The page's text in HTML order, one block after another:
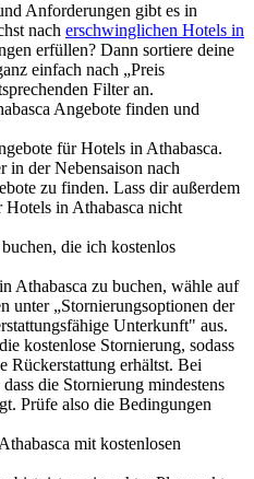
Anforderungen gibt es in
nach erschwinglichen Hotels in
erfüllen? Dann sortiere deine
einfach nach „Preis
Filter an.
Angebote finden und
für Hotels in Athabasca.
in der Nebensaison nach
zu finden. Lass dir außerdem
in Athabasca nicht
die ich kostenlos
Athabasca zu buchen, wähle auf
unter „Stornierungsoptionen der
Unterkunft" aus.
kostenlose Stornierung, sodass
Rückerstattung erhältst. Bei
die Stornierung mindestens
Prüfe also die Bedingungen
mit kostenlosen